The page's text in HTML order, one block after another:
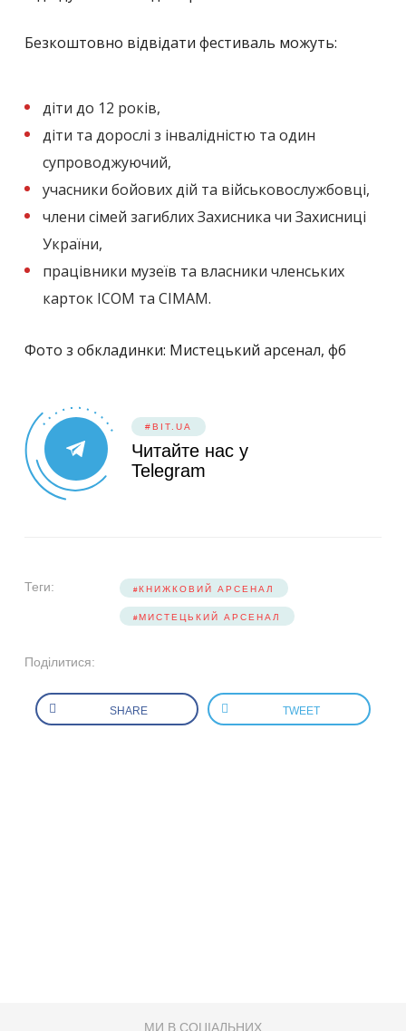
Безкоштовно відвідати фестиваль можуть:
діти до 12 років,
діти та дорослі з інвалідністю та один
супроводжуючий,
учасники бойових дій та військовослужбовці,
члени сімей загиблих Захисника чи Захисниці
України,
працівники музеїв та власники членських
карток ICOM та CIMAM.
Фото з обкладинки: Мистецький арсенал, фб
#BIT.UA
Читайте нас у
Telegram
Теги: КНИЖКОВИЙ АРСЕНАЛ
МИСТЕЦЬКИЙ АРСЕНАЛ
Поділитися:
SHARE TWEET
МИ В СОЦІАЛЬНИХ